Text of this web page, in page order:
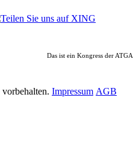
Das ist ein Kongress der ATGA
Impressum AGB